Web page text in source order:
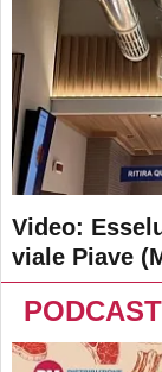
Video:
viale Piave
PODCAST